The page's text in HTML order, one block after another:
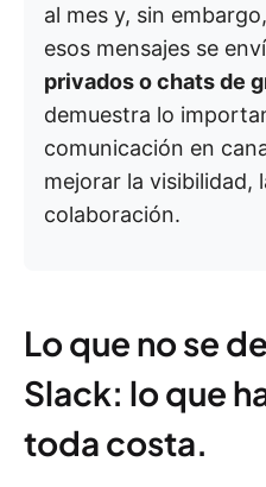
al mes y, sin embargo,
esos mensajes se
privados o chats de
demuestra lo
comunicación en
mejorar la visibilidad,
colaboración.
Lo que no se
Slack: lo que
toda costa.